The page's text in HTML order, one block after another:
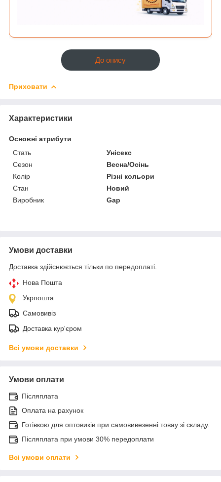
До опису
Приховати
Характеристики
Основні атрибути
Стать
Унісекс
Сезон
Весна/Осінь
Колір
Різні кольори
Стан
Новий
Виробник
Gap
Умови доставки
Доставка здійснюється тільки по передоплаті.
Нова Пошта
Укрпошта
Самовивіз
Доставка кур'єром
Всі умови доставки
Умови оплати
Післяплата
Оплата на рахунок
Готівкою для оптовиків при самовивезенні товау зі складу.
Післяплата при умови 30% передоплати
Всі умови оплати